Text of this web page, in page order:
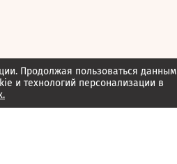
Продолжая пользоваться данным
и технологий персонализации в